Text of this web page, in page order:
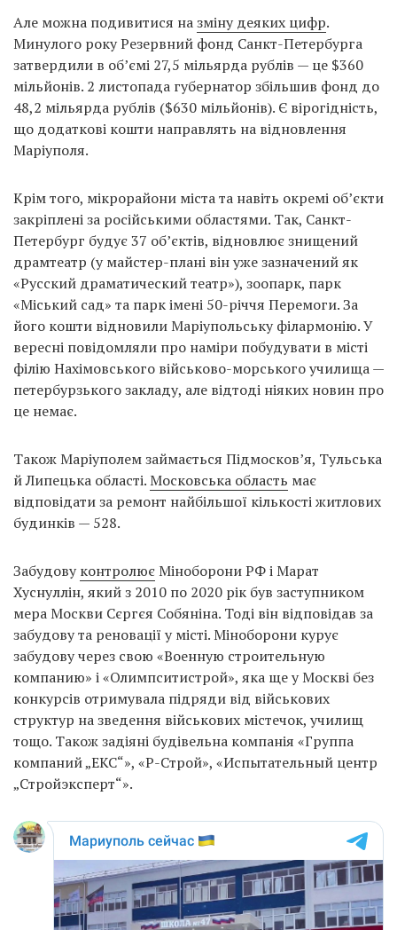
Але можна подивитися назміну деяких цифр.
Минулого року Резервний фонд Санкт-Петербурга
затвердили в об’ємі 27,5 мільярда рублів — це $360
мільйонів. 2 листопада губернатор збільшив фонд до
48,2 мільярда рублів ($630 мільйонів). Є вірогідність,
що додаткові кошти направлять на відновлення
Маріуполя.
Крім того, мікрорайони міста та навіть окремі об’єкти
закріплені за російськими областями. Так, Санкт-
Петербург будує 37 об’єктів, відновлює знищений
драмтеатр (у майстер-плані він уже зазначений як
«Русский драматический театр»), зоопарк, парк
«Міський сад» та парк імені 50-річчя Перемоги. За
його кошти відновили Маріупольську філармонію. У
вересні повідомляли про наміри побудувати в місті
філію Нахімовського військово-морського училища —
петербурзького закладу, але відтоді ніяких новин про
це немає.
Також Маріуполем займається Підмосков’я, Тульська
й Липецька області.Московська область має
відповідати за ремонт найбільшої кількості житлових
будинків — 528.
ЗабудовуконтролюєМіноборони РФ і Марат
Хуснуллін, який з 2010 по 2020 рік був заступником
мера Москви Сєргєя Собяніна. Тоді він відповідав за
забудову та реновації у місті. Міноборони курує
забудову через свою «Военную строительную
компанию» і «Олимпситистрой», яка ще у Москві без
конкурсів отримувала підряди від військових
структур на зведення військових містечок, училищ
тощо. Також задіяні будівельна компанія «Группа
компаний „ЕКС“», «Р-Строй», «Испытательный центр
„Стройэксперт“».